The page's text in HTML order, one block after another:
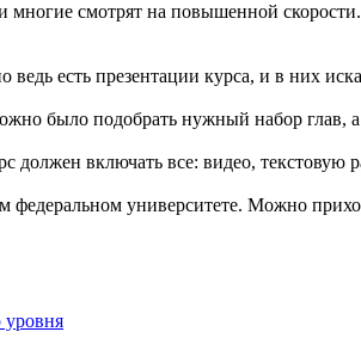
многие смотрят на повышенной
ведь есть презентации курса, и в них
было подобрать нужный набор глав,
включать все: видео, текстовую
университете. Можно
уровня